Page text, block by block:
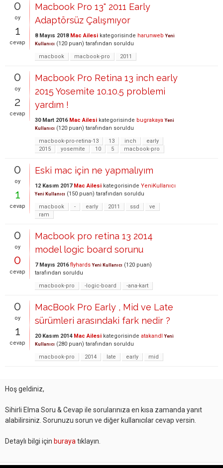
0
oy
1
cevap
Macbook Pro 13" 2011 Early
Adaptörsüz Çalışmıyor
8 Mayıs 2018 Mac Ailesi kategorisinde harunweb Yeni
Kullanıcı (120 puan) tarafından soruldu
macbook
macbook-pro 2011
0
oy
2
cevap
Macbook Pro Retina 13 inch early
2015 Yosemite 10.10.5 problemi
yardım !
30 Mart 2016 Mac Ailesi kategorisinde bugrakaya Yeni
Kullanıcı (120 puan) tarafından soruldu
macbook-pro-retina-13
13 inch
early
2015
yosemite 10 5 macbook-pro
0
oy
1
cevap
Eski mac için ne yapmalıyım
12 Kasım 2017 Mac Ailesi kategorisinde YeniKullanıcı
Yeni Kullanıcı (150 puan) tarafından soruldu
macbook
- early 2011 ssd
ve
ram
0
oy
0
cevap
Macbook pro retina 13 2014
model logic board sorunu
7 Mayıs 2016 flyhards Yeni Kullanıcı (120 puan)
tarafından soruldu
macbook-pro
-logic-board -ana-kart
0
oy
1
cevap
MacBook Pro Early , Mid ve Late
sürümleri arasındaki fark nedir ?
20 Kasım 2014 Mac Ailesi kategorisinde atakandl Yeni
Kullanıcı (280 puan) tarafından soruldu
macbook-pro
2014 late early mid
Hoş geldiniz,
Sihirli Elma Soru & Cevap ile sorularınıza en kısa zamanda yanıt
alabilirsiniz. Sorunuzu sorun ve diğer kullanıcılar cevap versin.
Detaylı bilgi için buraya tıklayın.